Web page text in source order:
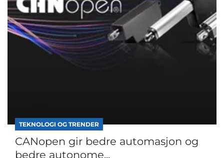
TEKNOLOGI OG TRENDER
CANopen gir bedre automasjon og
bedre autonome...